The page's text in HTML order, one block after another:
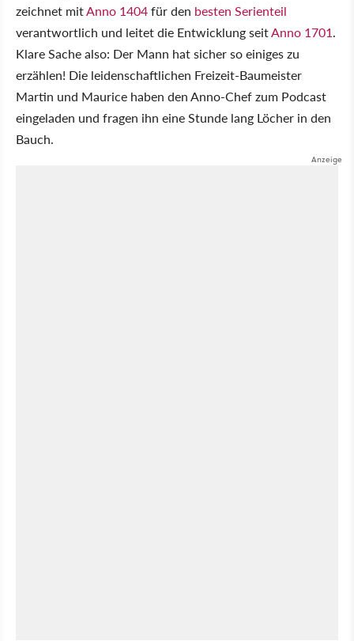
zeichnet mitAnno 1404für den besten Serienteil
verantwortlich und leitet die Entwicklung seitAnno 1701.
Klare Sache also: Der Mann hat sicher so einiges zu
erzählen! Die leidenschaftlichen Freizeit-Baumeister
Martin und Maurice haben den Anno-Chef zum Podcast
eingeladen und fragen ihn eine Stunde lang Löcher in den
Bauch.